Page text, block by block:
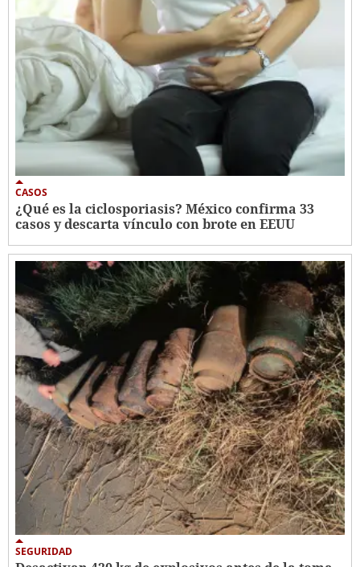
CASOS
¿Qué es la ciclosporiasis? México confirma 33
casos y descarta vínculo con brote en EEUU
SEGURIDAD